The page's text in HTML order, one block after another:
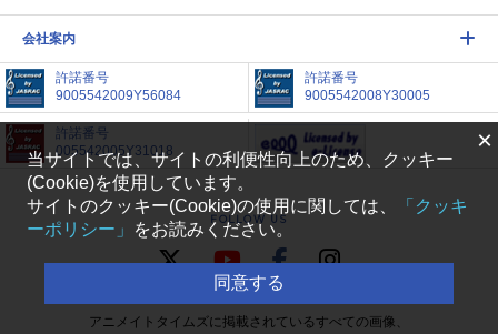
会社案内
許諾番号
9005542009Y56084
許諾番号
9005542008Y30005
許諾番号
005542005Y31018
FOLLOW US
アニメイトタイムズに掲載されているすべての画像、
×
当サイトでは、サイトの利便性向上のため、クッキー
(Cookie)を使用しています。
サイトのクッキー(Cookie)の使用に関しては、
「クッキ
ーポリシー」
をお読みください。
同意する